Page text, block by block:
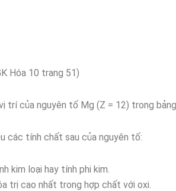
Hóa 10 trang 51)
trí của nguyên tố Mg (Z = 12) trong
các tính chất sau của nguyên tố:
kim loại hay tính phi kim.
trị cao nhất trong hợp chất với oxi.